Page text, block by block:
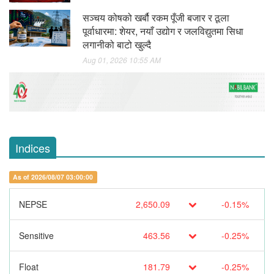
सञ्चय कोषको खर्बौ रकम पूँजी बजार र ठूला
पूर्वाधारमा: शेयर, नयाँ उद्योग र जलविद्युतमा सिधा
लगानीको बाटो खुल्दै
Aug 01, 2026 10:55 AM
Indices
As of 2026/08/07 03:00:00
NEPSE 2,650.09 -0.15%
Sensitive 463.56 -0.25%
Float 181.79 -0.25%